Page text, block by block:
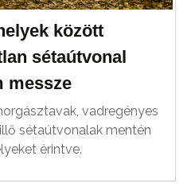
között
sétaútvonal
messze
vadregényes
sétaútvonalak mentén
érintve.